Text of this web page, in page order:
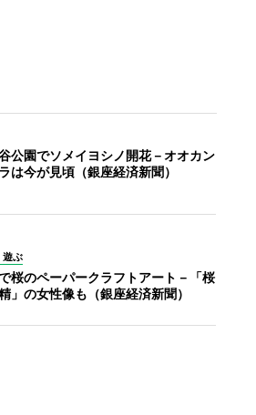
公園でソメイヨシノ開花－オオカン
は今が見頃（銀座経済新聞）
遊ぶ
桜のペーパークラフトアート－「桜
」の女性像も（銀座経済新聞）